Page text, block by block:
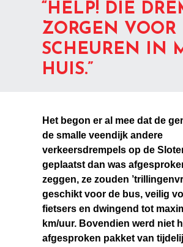
“HELP! DIE
ZORGEN VOOR
SCHEUREN IN
HUIS.”
Het begon er al mee dat de
de smalle veendijk andere
verkeersdrempels op de
geplaatst dan was
zeggen, ze zouden
geschikt voor de bus, veilig
fietsers en dwingend tot
km/uur. Bovendien werd niet
afgesproken pakket van